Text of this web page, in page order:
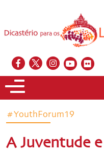
#YouthForum19
A Juventude